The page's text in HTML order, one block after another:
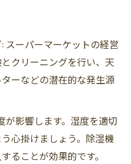
スーパーマーケットの経営
クリーニングを行い、天
ーなどの潜在的な発生源
が影響します。湿度を適切
心掛けましょう。除湿機
ることが効果的です。